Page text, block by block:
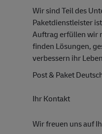
Wir sind Teil des
Paketdienstleister
Auftrag erfüllen wir
finden Lösungen,
verbessern ihr
Post & Paket
Ihr Kontakt
Wir freuen uns auf